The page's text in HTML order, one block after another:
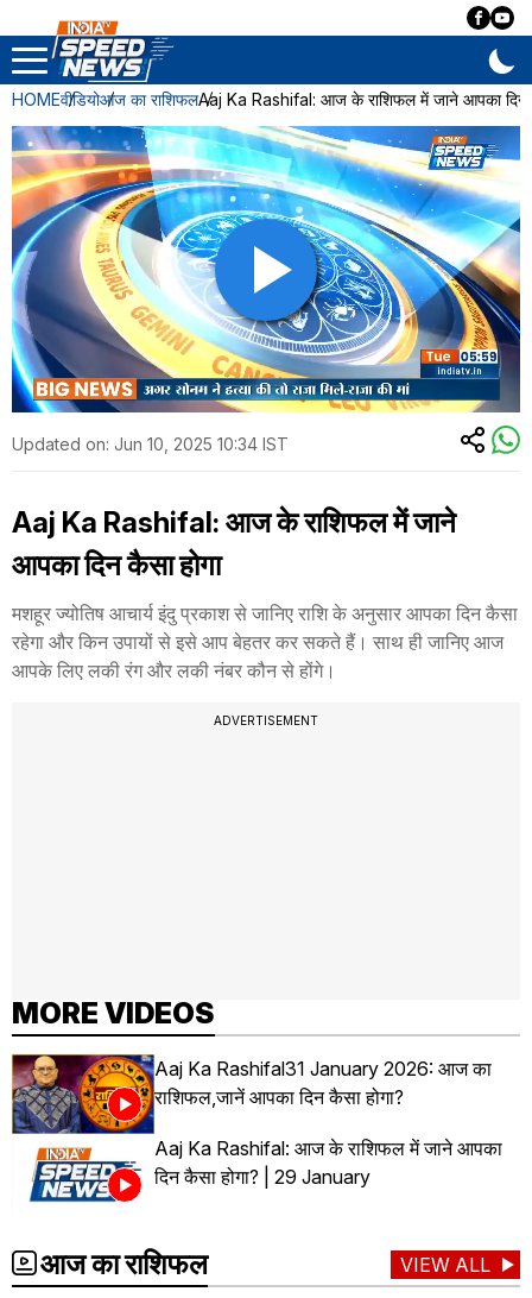
HOMEवीडियोआज का राशिफलAaj Ka Rashifal: आज के राशिफल में जाने आपका दिन
Updated on: Jun 10, 2025 10:34 IST
Aaj Ka Rashifal: आज के राशिफल में जाने
आपका दिन कैसा होगा
मशहूर ज्योतिष आचार्य इंदु प्रकाश से जानिए राशि के अनुसार आपका दिन कैसा
रहेगा और किन उपायों से इसे आप बेहतर कर सकते हैं। साथ ही जानिए आज
आपके लिए लकी रंग और लकी नंबर कौन से होंगे।
ADVERTISEMENT
MORE VIDEOS
Aaj Ka Rashifal31 January 2026: आज का
राशिफल,जानें आपका दिन कैसा होगा?
Aaj Ka Rashifal: आज के राशिफल में जाने आपका
दिन कैसा होगा? | 29 January
आज का राशिफल VIEW ALL